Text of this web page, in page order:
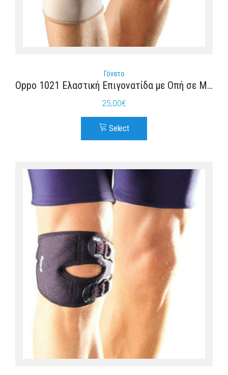
Γόνατο
Oppo 1021 Ελαστική Επιγονατίδα με Οπή σε Μπεζ χρώμα
25,00€
Select